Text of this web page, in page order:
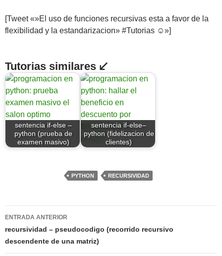
[Tweet «»El uso de funciones recursivas esta a favor de la
flexibilidad y la estandarizacion» #Tutorias ☺»]
Tutorias similares ↙
sentencia if-else –
python (prueba de
examen masivo)
sentencia if-else–
python (fidelizacion de
clientes)
PYTHON RECURSIVIDAD
Navegación
de
entradas
ENTRADA ANTERIOR
recursividad – pseudocodigo (recorrido recursivo
descendente de una matriz)